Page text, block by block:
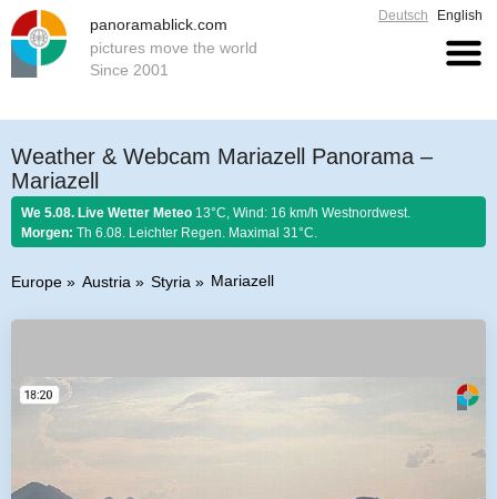
panoramablick.com
pictures move the world
Since 2001
Deutsch English
Weather & Webcam Mariazell Panorama –
Mariazell
We 5.08. Live Wetter Meteo 13°C, Wind: 16 km/h Westnordwest.
Morgen: Th 6.08. Leichter Regen. Maximal 31°C.
Europe Austria Styria Mariazell